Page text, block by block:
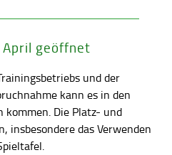
geöffnet
und der
kann es in den
kommen. Die Platz- und
insbesondere das Verwenden